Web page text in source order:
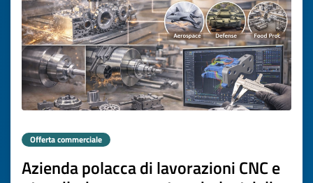
Offerta commerciale
Azienda polacca di lavorazioni CNC e